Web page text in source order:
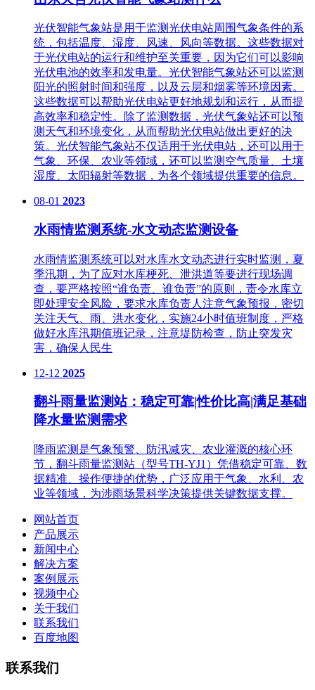
光伏智能气象站是用于监测光伏电站周围气象条件的系
统，包括温度、湿度、风速、风向等数据。这些数据对
于光伏电站的运行和维护至关重要，因为它们可以影响
光伏电池的效率和发电量。光伏智能气象站还可以监测
阳光的照射时间和强度，以及云层和烟雾等环境因素。
这些数据可以帮助光伏电站更好地规划和运行，从而提
高效率和稳定性。除了监测数据，光伏气象站还可以预
测天气和环境变化，从而帮助光伏电站做出更好的决
策。光伏智能气象站不仅适用于光伏电站，还可以用于
气象、环保、农业等领域，还可以监测空气质量、土壤
湿度、太阳辐射等数据，为各个领域提供重要的信息。
08-01 2023
水雨情监测系统-水文动态监测设备
水雨情监测系统可以对水库水文动态进行实时监测，夏
季汛期，为了应对水库梗死、泄洪道等要进行现场调
查，要严格按照“谁负责、谁负责”的原则，责令水库立
即处理安全风险，要求水库负责人注意气象预报，密切
关注天气、雨、洪水变化，实施24小时值班制度，严格
做好水库汛期值班记录，注意堤防检查，防止突发灾
害，确保人民生
12-12 2025
翻斗雨量监测站：稳定可靠|性价比高|满足基础
降水量监测需求
降雨监测是气象预警、防汛减灾、农业灌溉的核心环
节，翻斗雨量监测站（型号TH-YJ1）凭借稳定可靠、数
据精准、操作便捷的优势，广泛应用于气象、水利、农
业等领域，为涉雨场景科学决策提供关键数据支撑。
网站首页
产品展示
新闻中心
解决方案
案例展示
视频中心
关于我们
联系我们
百度地图
联系我们